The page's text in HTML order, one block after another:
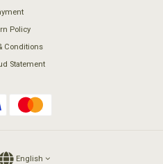
Policy
Conditions
Statement
English